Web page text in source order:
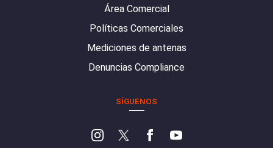
Área Comercial
Políticas Comerciales
Mediciones de antenas
Denuncias Compliance
SÍGUENOS